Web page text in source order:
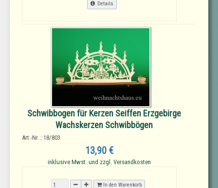
Details
Schwibbogen für Kerzen Seiffen Erzgebirge
Wachskerzen Schwibbögen
Art.-Nr. : 18/803
13,90 €
inklusive Mwst. und zzgl. Versandkosten
In den Warenkorb